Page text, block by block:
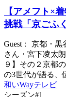
【アメフト×
挑戦「京ごふ
Guest： 京都・
さん・宮下凌太
９】その２京都
の3世代が語る、
和いWayテレビ
シーズン#1